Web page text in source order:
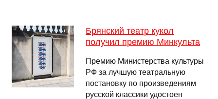
Брянский театр кукол
получил премию Минкульта
Премию Министерства культуры
РФ за лучшую театральную
постановку по произведениям
русской классики удостоен